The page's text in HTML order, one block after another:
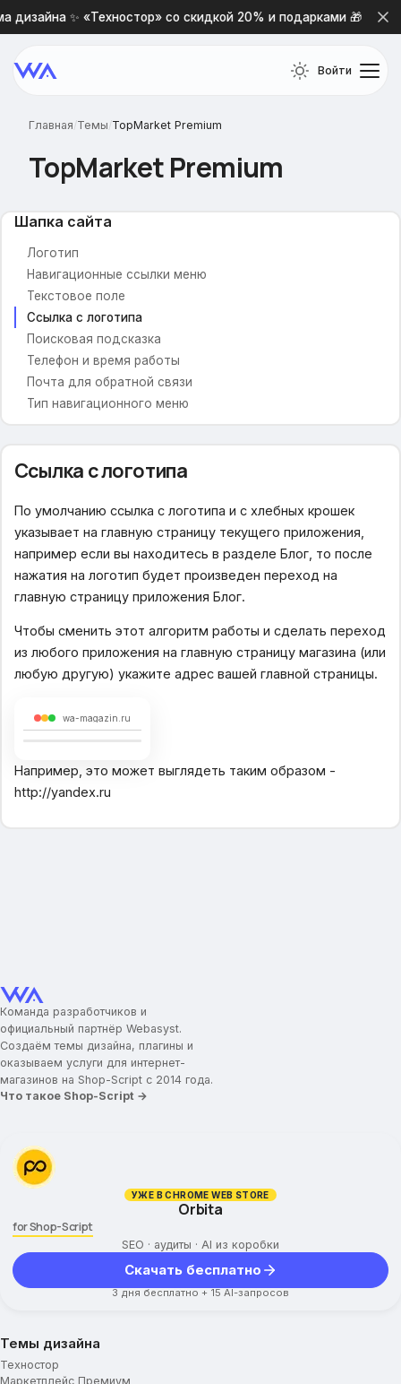
дизайна ✨ «Техностор» со скидкой 20% и подарками 🎁
Войти
Главная/Темы/TopMarket Premium
TopMarket Premium
Основной шрифт
Цветовая схема сайта
Фон сайта (картинка)
Отображать тень у блоков
Индивидуальные настройки цвета
Включить пользовательские настройки цвета
Шапка сайта
Логотип
Навигационные ссылки меню
Текстовое поле
Ссылка с логотипа
Поисковая подсказка
Телефон и время работы
Почта для обратной связи
Тип навигационного меню
Иконки для меню
Главная страница
Блоки для отображения
Вариант отображения
Тип слайдера
Новостная лента
Популярные категории
Название брендов
Заголовок для брендов
Категории товаров
Картинки для категорий
Отображение подкатегорий
Ограничение высоты описания
Вид постраничной навигации
Дополнительные параметры
Карточка товара
Укажите ключ Google Captcha
Блок доставки
Подвал сайта
Навигационные ссылки меню
Использование Cookie
Ссылка с логотипа
По умолчанию ссылка с логотипа и с хлебных крошек
указывает на главную страницу текущего приложения,
например если вы находитесь в разделе Блог, то после
нажатия на логотип будет произведен переход на
главную страницу приложения Блог.
Чтобы сменить этот алгоритм работы и сделать переход
из любого приложения на главную страницу магазина (или
любую другую) укажите адрес вашей главной страницы.
wa-magazin.ru
Например, это может выглядеть таким образом -
http://yandex.ru
Команда разработчиков и
официальный партнёр Webasyst.
Создаём темы дизайна, плагины и
оказываем услуги для интернет-
магазинов на Shop-Script с 2014 года.
Что такое Shop-Script →
УЖЕ В CHROME WEB STORE
Orbita
for Shop-Script
SEO · аудиты · AI из коробки
Скачать бесплатно
3 дня бесплатно + 15 AI-запросов
Темы дизайна
Техностор
Маркетплейс Премиум